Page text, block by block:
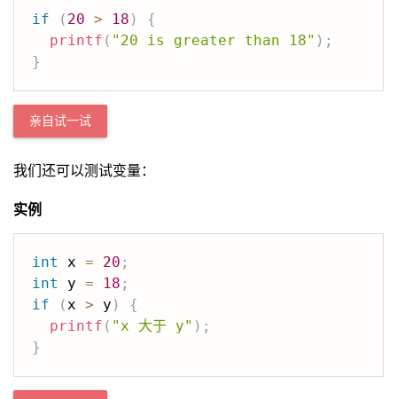
if ( 20 > 18 )
{
printf ( "20 is greater than 18" ) ;
}
亲自试一试
我们还可以测试变量：
实例
int x = 20 ;
int
y = 18 ;
if
(x > y )
{
printf ( "x 大于 y" ) ;
}